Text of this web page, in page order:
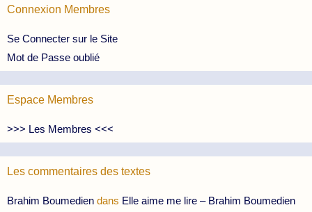
Connexion Membres
Se Connecter sur le Site
Mot de Passe oublié
Espace Membres
>>> Les Membres <<<
Les commentaires des textes
Brahim Boumedien dans Elle aime me lire – Brahim Boumedien